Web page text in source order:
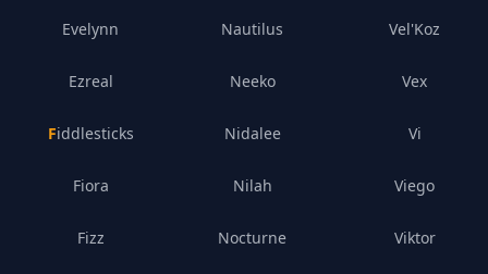
Evelynn
Ezreal
Fiddlesticks
Fiora
Fizz
Nautilus
Neeko
Nidalee
Nilah
Nocturne
Vel'Koz
Vex
Vi
Viego
Viktor